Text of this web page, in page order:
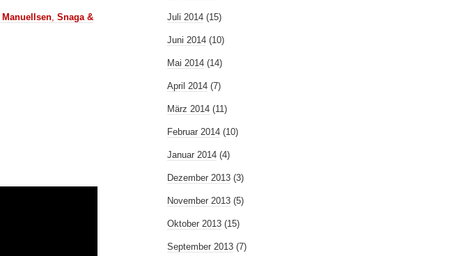
Manuellsen, Snaga &
Juli 2014 (15)
Juni 2014 (10)
Mai 2014 (14)
April 2014 (7)
März 2014 (11)
Februar 2014 (10)
Januar 2014 (4)
Dezember 2013 (3)
November 2013 (5)
Oktober 2013 (15)
September 2013 (7)